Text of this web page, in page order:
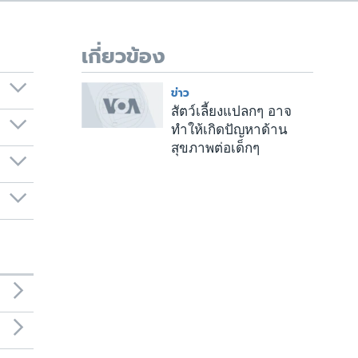
เกี่ยวข้อง
ข่าว
สัตว์เลี้ยงแปลกๆ อาจ
ทำให้เกิดปัญหาด้าน
สุขภาพต่อเด็กๆ